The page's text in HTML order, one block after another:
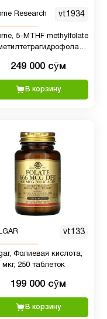
Research vt1934
5-MTHF methylfolate
249 000 сӯм
В корзину
vt133
Фолиевая кислота,
мкг, 250 таблеток
199 000 сӯм
В корзину